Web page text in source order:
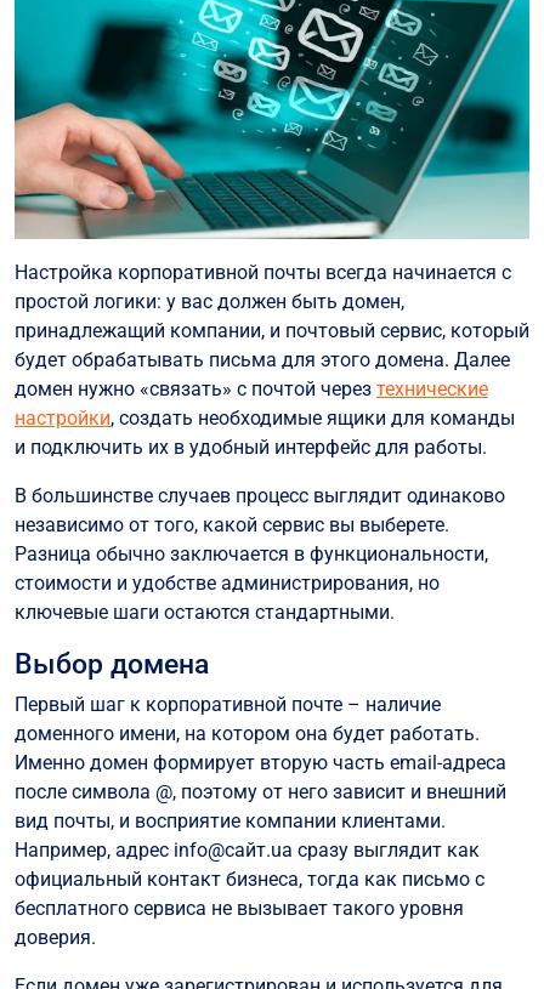
Настройка корпоративной почты всегда начинается с
простой логики: у вас должен быть домен,
принадлежащий компании, и почтовый сервис, который
будет обрабатывать письма для этого домена. Далее
домен нужно «связать» с почтой через технические
настройки, создать необходимые ящики для команды
и подключить их в удобный интерфейс для работы.
В большинстве случаев процесс выглядит одинаково
независимо от того, какой сервис вы выберете.
Разница обычно заключается в функциональности,
стоимости и удобстве администрирования, но
ключевые шаги остаются стандартными.
Выбор домена
Первый шаг к корпоративной почте – наличие
доменного имени, на котором она будет работать.
Именно домен формирует вторую часть email-адреса
после символа @, поэтому от него зависит и внешний
вид почты, и восприятие компании клиентами.
Например, адрес info@сайт.ua сразу выглядит как
официальный контакт бизнеса, тогда как письмо с
бесплатного сервиса не вызывает такого уровня
доверия.